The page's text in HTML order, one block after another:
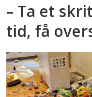
– Ta et
tid, få